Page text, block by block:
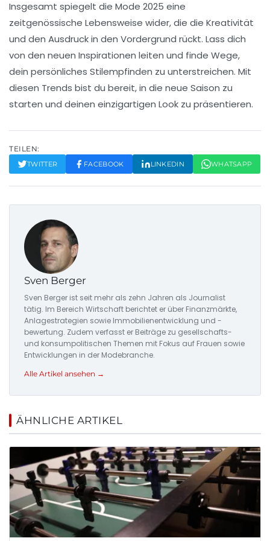
Insgesamt spiegelt die Mode 2025 eine
zeitgenössische Lebensweise wider, die die Kreativität
und den Ausdruck in den Vordergrund rückt. Lass dich
von den neuen Inspirationen leiten und finde Wege,
dein persönliches Stilempfinden zu unterstreichen. Mit
diesen Trends bist du bereit, in die neue Saison zu
starten und deinen einzigartigen Look zu präsentieren.
TEILEN:
TWITTER FACEBOOK LINKEDIN WHATSAPP
Sven Berger
Sven Berger ist seit mehr als zehn Jahren als Journalist
tätig. Im Bereich Wirtschaft berichtet er über Finanzmärkte,
Anlagestrategien sowie Immobilienentwicklung und -
bewertung. Zudem verfasst er Beiträge zu gesellschafts-
und konsumpolitischen Themen mit Fokus auf Frauen sowie
Entwicklungen in der Modebranche.
Alle Artikel ansehen →
ÄHNLICHE ARTIKEL